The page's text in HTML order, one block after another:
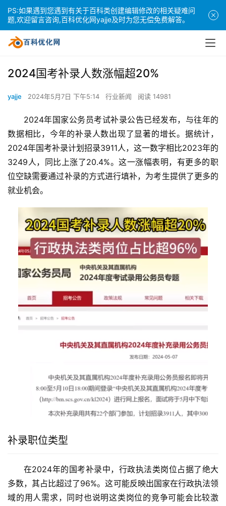
2024国考补录人数涨幅超20%
yajje 2024年5月7日 下午5:14 行业新闻 阅读 14981
2024年国家公务员考试补录公告已经发布，与往年的
数据相比，今年的补录人数出现了显著的增长。据统计，
2024年国考补录计划招录3911人，这一数字相比2023年的
3249人，同比上涨了20.4%。这一涨幅表明，有更多的职
位空缺需要通过补录的方式进行填补，为考生提供了更多的
就业机会。
补录职位类型
在2024年的国考补录中，行政执法类岗位占据了绝大
多数，其占比超过了96%。这可能反映出国家在行政执法领
域的用人需求，同时也说明这类岗位的竞争可能会比较激
PS:如果遇到您遇到有关于百科类创建编辑修改的相关疑难问
题,欢迎留言咨询,百科优化网yajje及时为您无偿免费解答。